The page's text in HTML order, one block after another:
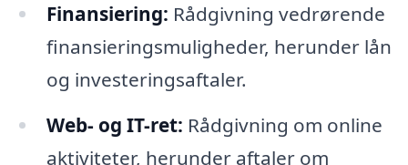
Finansiering: Rådgivning vedrørende
finansieringsmuligheder, herunder lån
og investeringsaftaler.
Web- og IT-ret: Rådgivning om online
aktiviteter, herunder aftaler om